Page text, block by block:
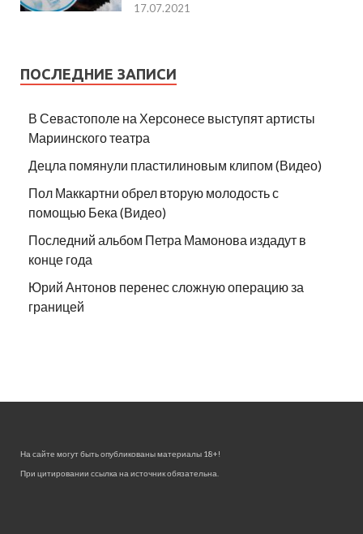
17.07.2021
ПОСЛЕДНИЕ ЗАПИСИ
В Севастополе на Херсонесе выступят артисты
Мариинского театра
Децла помянули пластилиновым клипом (Видео)
Пол Маккартни обрел вторую молодость с
помощью Бека (Видео)
Последний альбом Петра Мамонова издадут в
конце года
Юрий Антонов перенес сложную операцию за
границей
На сайте могут быть опубликованы материалы 18+!
При цитировании ссылка на источник обязательна.